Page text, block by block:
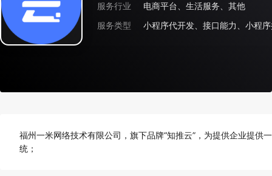
服务行业
电商平台、生活服务、其他
服务类型
小程序代开发、接口能力、小程
福州一米网络技术有限公司，旗下品牌“知推云”，为提供企业提
统；